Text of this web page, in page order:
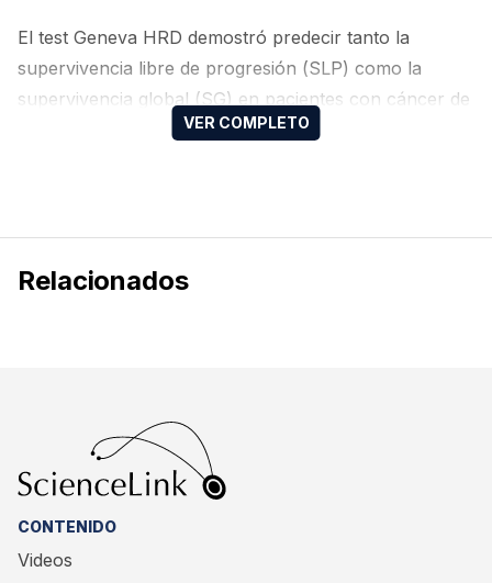
El test Geneva HRD demostró predecir tanto la
supervivencia libre de progresión (SLP) como la
supervivencia global (SG) en pacientes con cáncer de
ovario tratadas con olaparib y bevacizumab, y sugiere
Relacionados
CONTENIDO
Videos